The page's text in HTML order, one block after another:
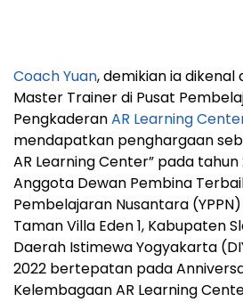
Coach Yuan, demikian ia
Master Trainer di Pusat
PengkaderanAR Learning
mendapatkan penghargaan
AR Learning Center” pada tahun
Anggota Dewan Pembina
Pembelajaran Nusantara
Taman Villa Eden 1, Kabupaten
Daerah Istimewa Yogyakarta
2022 bertepatan pada
Kelembagaan AR Learning